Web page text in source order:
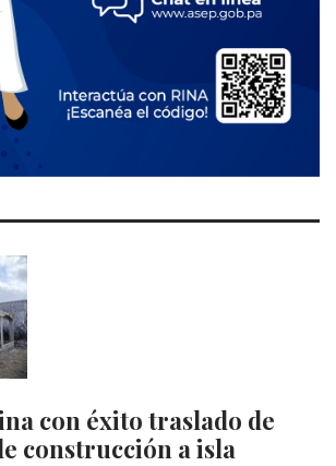
con éxito traslado de
construcción a isla